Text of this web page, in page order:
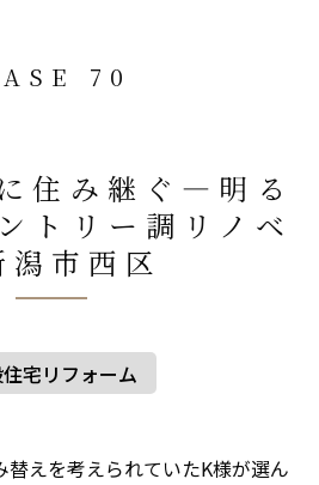
70
住み継ぐ―明る
トリー調リノベ
潟市西区
宅リフォーム
えを考えられていたK様が選ん